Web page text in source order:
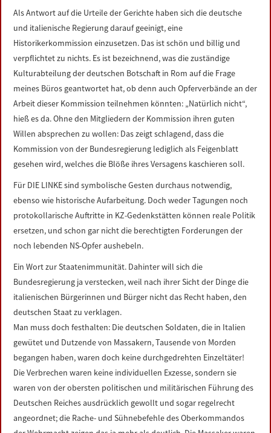
Als Antwort auf die Urteile der Gerichte haben sich die deutsche
und italienische Regierung darauf geeinigt, eine
Historikerkommission einzusetzen. Das ist schön und billig und
verpflichtet zu nichts. Es ist bezeichnend, was die zuständige
Kulturabteilung der deutschen Botschaft in Rom auf die Frage
meines Büros geantwortet hat, ob denn auch Opferverbände an der
Arbeit dieser Kommission teilnehmen könnten: „Natürlich nicht“,
hieß es da. Ohne den Mitgliedern der Kommission ihren guten
Willen absprechen zu wollen: Das zeigt schlagend, dass die
Kommission von der Bundesregierung lediglich als Feigenblatt
gesehen wird, welches die Blöße ihres Versagens kaschieren soll.
Für DIE LINKE sind symbolische Gesten durchaus notwendig,
ebenso wie historische Aufarbeitung. Doch weder Tagungen noch
protokollarische Auftritte in KZ-Gedenkstätten können reale Politik
ersetzen, und schon gar nicht die berechtigten Forderungen der
noch lebenden NS-Opfer aushebeln.
Ein Wort zur Staatenimmunität. Dahinter will sich die
Bundesregierung ja verstecken, weil nach ihrer Sicht der Dinge die
italienischen Bürgerinnen und Bürger nicht das Recht haben, den
deutschen Staat zu verklagen.
Man muss doch festhalten: Die deutschen Soldaten, die in Italien
gewütet und Dutzende von Massakern, Tausende von Morden
begangen haben, waren doch keine durchgedrehten Einzeltäter!
Die Verbrechen waren keine individuellen Exzesse, sondern sie
waren von der obersten politischen und militärischen Führung des
Deutschen Reiches ausdrücklich gewollt und sogar regelrecht
angeordnet; die Rache- und Sühnebefehle des Oberkommandos